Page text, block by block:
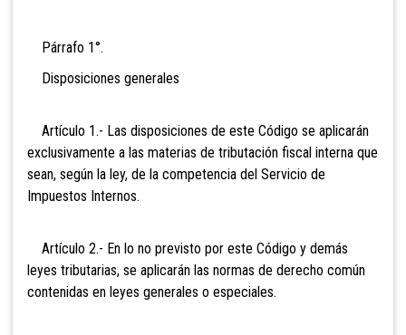
Párrafo 1°.
Disposiciones generales
Artículo 1.- Las disposiciones de este Código se aplicarán
exclusivamente a las materias de tributación fiscal interna que
sean, según la ley, de la competencia del Servicio de
Impuestos Internos.
Artículo 2.- En lo no previsto por este Código y demás
leyes tributarias, se aplicarán las normas de derecho común
contenidas en leyes generales o especiales.